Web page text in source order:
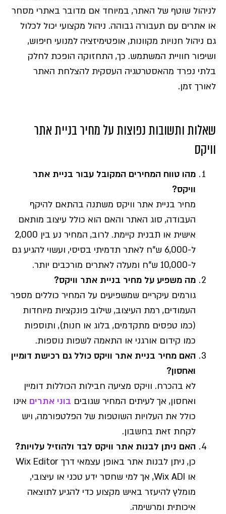
לניהול שוטף של האתר, במיוחד אם מדובר באתרי מסחר
או אתרים עם תעבורה גבוהה. ניהול מקצועי יכול לכלול
גם ניהול חנויות מקוונות, אופטימיזציה למנועי חיפוש,
ושיפור חוויית המשתמש. כך, התחזוקה הופכת לחלק
בלתי נפרד מהאסטרטגיה העסקית להצלחת האתר
לאורך זמן.
שאלות ותשובות נפוצות על מחיר בניית אתר
וויקס
מהו טווח המחירים המקובל עבור בניית אתר
וויקס?
מחיר בניית אתר וויקס משתנה בהתאם להיקף
העבודה, סוג האתר והאם הוא כולל עיצוב מותאם
אישית או תבנית קיימת. לרוב, המחיר נע בין 2,000
ל-6,000 ש"ח לאתר תדמיתי בסיסי, ועשוי להגיע גם
ל-10,000 ש"ח ומעלה לאתרים מורכבים יותר.
מה משפיע על מחיר בניית אתר וויקס?
גורמים עיקריים שמשפיעים על המחיר כוללים מספר
העמודים, רמת העיצוב, שילוב פונקציות מיוחדות
(כמו טפסים מתקדמים, בלוג או חנות), ותוספות
כמו קידום אורגני או התאמה לשפות נוספות.
האם מחיר בניית אתר וויקס כולל גם רכישת דומיין
ואחסון?
לא בהכרח. וויקס מציעה חבילות הכוללות דומיין
ואחסון, אך לעיתים המחיר שגובים בוני אתרים אינו
כולל את העלויות השוטפות של הפלטפורמה, ויש
לקחת זאת בחשבון.
האם ניתן לבנות אתר וויקס לבד ולהוזיל עלויות?
כן, ניתן לבנות אתר באופן עצמאי דרך Wix Editor
או Wix ADI, אך למי שחסר ידע טכני או עיצובי,
מומלץ להיעזר באיש מקצוע כדי להגיע לתוצאה
איכותית ומרשימה.